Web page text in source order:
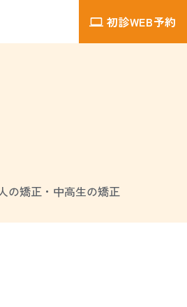
初診WEB予約
の矯正・中高生の矯正